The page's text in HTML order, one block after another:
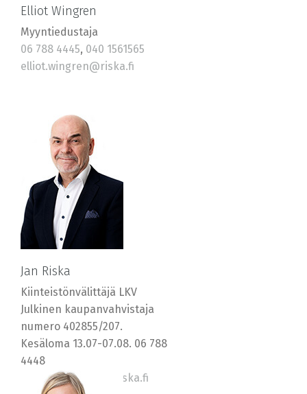
Elliot Wingren
Myyntiedustaja
06 788 4445, 040 1561565
elliot.wingren@riska.fi
Jan Riska
Kiinteistönvälittäjä LKV
Julkinen kaupanvahvistaja
numero 402855/207.
Kesäloma 13.07-07.08. 06 788
4448
0400 569577, jan@riska.fi